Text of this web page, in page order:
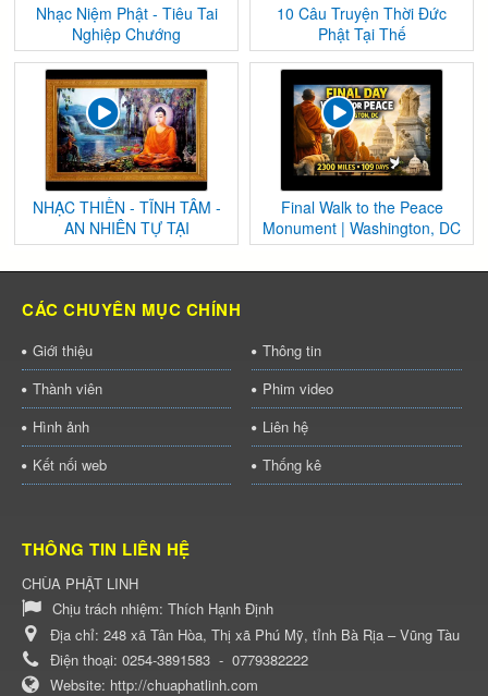
Nhạc Niệm Phật - Tiêu Tai
Nghiệp Chướng
10 Câu Truyện Thời Đức
Phật Tại Thế
NHẠC THIỀN - TĨNH TÂM -
AN NHIÊN TỰ TẠI
Final Walk to the Peace
Monument | Washington, DC
CÁC CHUYÊN MỤC CHÍNH
Giới thiệu
Thông tin
Thành viên
Phim video
Hình ảnh
Liên hệ
Kết nối web
Thống kê
THÔNG TIN LIÊN HỆ
CHÙA PHẬT LINH
Chịu trách nhiệm: Thích Hạnh Định
Địa chỉ: 248 xã Tân Hòa, Thị xã Phú Mỹ, tỉnh Bà Rịa – Vũng Tàu
Điện thoại: 0254-3891583 - 0779382222
Website: http://chuaphatlinh.com